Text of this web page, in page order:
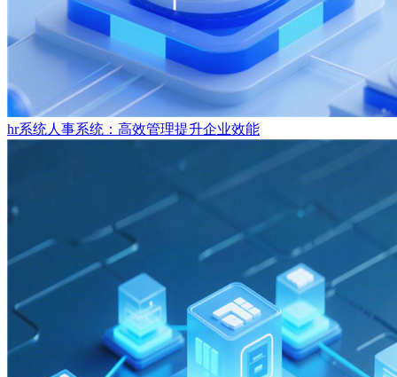
hr系统人事系统：高效管理提升企业效能